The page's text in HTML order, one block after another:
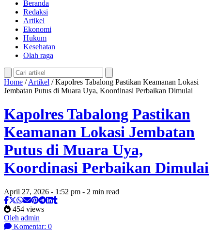
Beranda
Redaksi
Artikel
Ekonomi
Hukum
Kesehatan
Olah raga
Home /Artikel /Kapolres Tabalong Pastikan Keamanan Lokasi
Jembatan Putus di Muara Uya, Koordinasi Perbaikan Dimulai
Kapolres Tabalong Pastikan
Keamanan Lokasi Jembatan
Putus di Muara Uya,
Koordinasi Perbaikan Dimulai
April 27, 2026 - 1:52 pm - 2 min read
454 views
Oleh admin
Komentar: 0